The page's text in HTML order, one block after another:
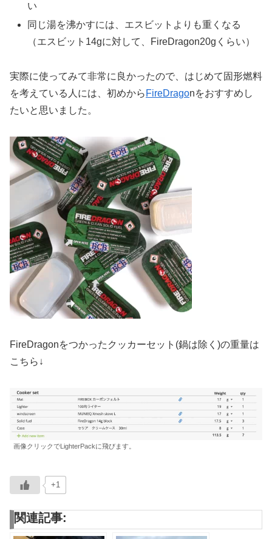
い
同じ湯を沸かすには、エスビットよりも重くなる
（エスビット14gに対して、FireDragon20gくらい）
実際に使ってみて非常に良かったので、はじめて固形燃料
を考えている人には、初めから FireDragonをおすすめし
たいと思いました。
FireDragonをつかったクッカーセット(鍋は除く)の重量は
こちら↓
画像クリックでLighterPackに飛びます。
+1
関連記事: